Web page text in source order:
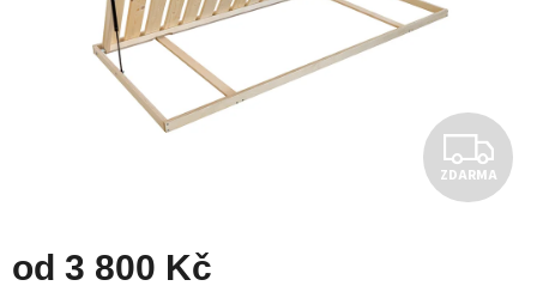
Z
D
ZDARMA
od 3 800 Kč